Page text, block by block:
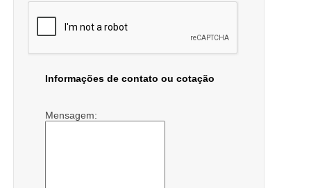
Informações de contato ou cotação
Mensagem: